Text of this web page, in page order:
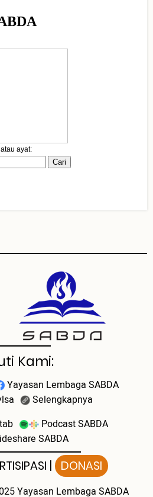
Kami:
Yayasan Lembaga SABDA
Selengkapnya
Podcast SABDA
SABDA
| DONASI
Yayasan Lembaga SABDA